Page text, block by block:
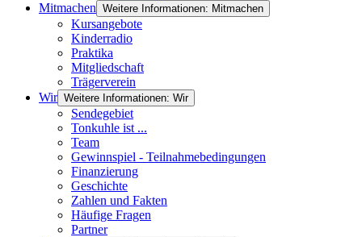
Mitmachen Weitere Informationen: Mitmachen
Kursangebote
Kinderradio
Praktika
Mitgliedschaft
Trägerverein
Wir Weitere Informationen: Wir
Sendegebiet
Tonkuhle ist ...
Team
Gewinnspiel - Teilnahmebedingungen
Finanzierung
Geschichte
Zahlen und Fakten
Häufige Fragen
Partner